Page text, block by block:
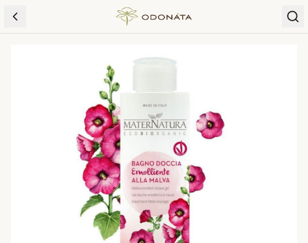
Skip to content